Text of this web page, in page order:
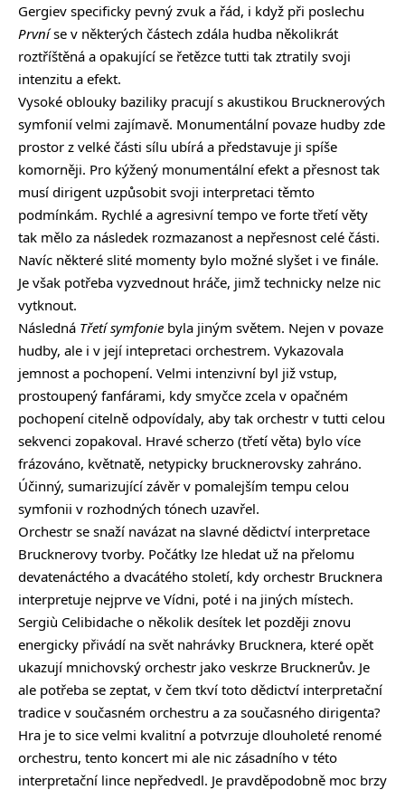
Gergiev specificky pevný zvuk a řád, i když při poslechu
Prvníse v některých částech zdála hudba několikrát
roztříštěná a opakující se řetězce tutti tak ztratily svoji
intenzitu a efekt.
Vysoké oblouky baziliky pracují s akustikou Brucknerových
symfonií velmi zajímavě. Monumentální povaze hudby zde
prostor z velké části sílu ubírá a představuje ji spíše
komorněji. Pro kýžený monumentální efekt a přesnost tak
musí dirigent uzpůsobit svoji interpretaci těmto
podmínkám. Rychlé a agresivní tempo ve forte třetí věty
tak mělo za následek rozmazanost a nepřesnost celé části.
Navíc některé slité momenty bylo možné slyšet i ve finále.
Je však potřeba vyzvednout hráče, jimž technicky nelze nic
vytknout.
Následná Třetí symfonie byla jiným světem. Nejen v povaze
hudby, ale i v její intepretaci orchestrem. Vykazovala
jemnost a pochopení. Velmi intenzivní byl již vstup,
prostoupený fanfárami, kdy smyčce zcela v opačném
pochopení citelně odpovídaly, aby tak orchestr v tutti celou
sekvenci zopakoval. Hravé scherzo (třetí věta) bylo více
frázováno, květnatě, netypicky brucknerovsky zahráno.
Účinný, sumarizující závěr v pomalejším tempu celou
symfonii v rozhodných tónech uzavřel.
Orchestr se snaží navázat na slavné dědictví interpretace
Brucknerovy tvorby. Počátky lze hledat už na přelomu
devatenáctého a dvacátého století, kdy orchestr Brucknera
interpretuje nejprve ve Vídni, poté i na jiných místech.
Sergiù Celibidache o několik desítek let později znovu
energicky přivádí na svět nahrávky Brucknera, které opět
ukazují mnichovský orchestr jako veskrze Brucknerův. Je
ale potřeba se zeptat, v čem tkví toto dědictví interpretační
tradice v současném orchestru a za současného dirigenta?
Hra je to sice velmi kvalitní a potvrzuje dlouholeté renomé
orchestru, tento koncert mi ale nic zásadního v této
interpretační lince nepředvedl. Je pravděpodobně moc brzy